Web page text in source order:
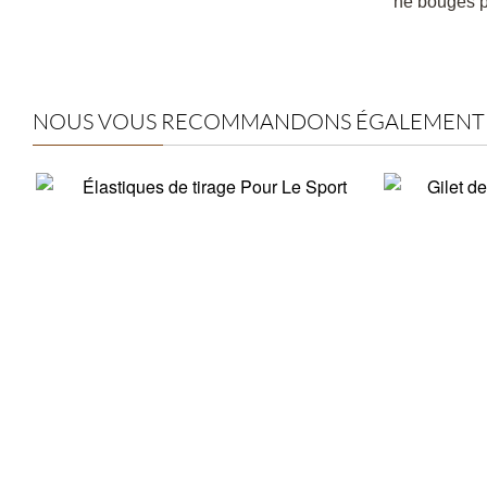
NOUS VOUS RECOMMANDONS ÉGALEMENT